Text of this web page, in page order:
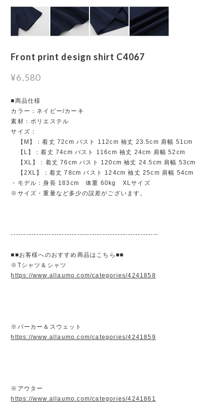
Front print design shirt C4067
¥6,580
■商品仕様
カラー：ネイビー/カーキ
素材：ポリエステル
サイズ：
【M】：着丈 72cm バスト 112cm 袖丈 23.5cm 肩幅 51cm
【L】：着丈 74cm バスト 116cm 袖丈 24cm 肩幅 52cm
【XL】：着丈 76cm バスト 120cm 袖丈 24.5cm 肩幅 53cm
【2XL】：着丈 78cm バスト 124cm 袖丈 25cm 肩幅 54cm
・モデル：身長 183cm 体重 60kg XLサイズ
※サイズ・重量など多少の誤差がございます。
----------------------------------------------------------
■■お客様へのおすすめ商品はこちら■■
※Tシャツ＆シャツ
https://www.allaumo.com/categories/4241858
※パーカー＆スウェット
https://www.allaumo.com/categories/4241859
※アウター
https://www.allaumo.com/categories/4241861